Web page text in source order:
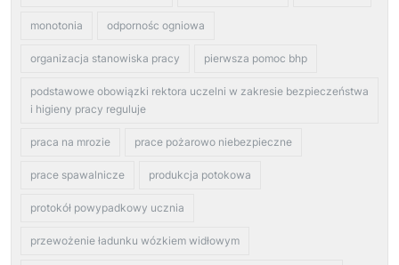
monotonia odpornośc ogniowa
organizacja stanowiska pracy pierwsza pomoc bhp
podstawowe obowiązki rektora uczelni w zakresie bezpieczeństwa
i higieny pracy reguluje
praca na mrozie prace pożarowo niebezpieczne
prace spawalnicze produkcja potokowa
protokół powypadkowy ucznia
przewożenie ładunku wózkiem widłowym